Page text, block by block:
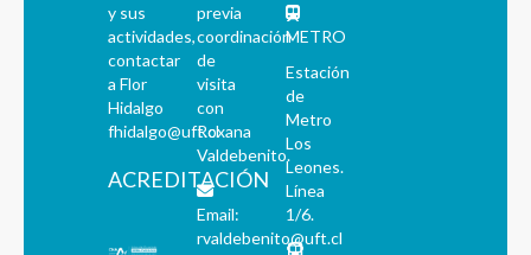
y sus
actividades,
contactar
a Flor
Hidalgo
fhidalgo@uft.cl
ACREDITACIÓN
previa
coordinación
de
visita
con
Roxana
Valdebenito.
Email:
rvaldebenito@uft.cl
METRO
Estación
de
Metro
Los
Leones.
Línea
1/6.